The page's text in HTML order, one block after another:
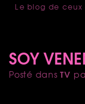
accueil
Le blog de ceux
SOY
Posté dansTV